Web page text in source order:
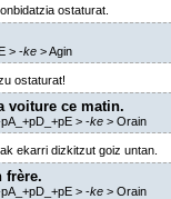
ostaturat.
> -ke>Agin
ostaturat!
voiture ce matin.
> -ke> Orain
ekarri dizkitzut goiz untan.
frère.
> -ke> Orain